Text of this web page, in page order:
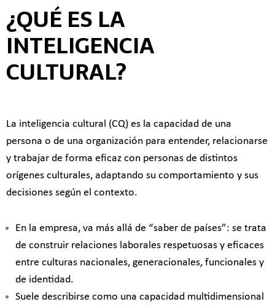
¿QUÉ ES LA
INTELIGENCIA
CULTURAL?
La inteligencia cultural (CQ) es la capacidad de una
persona o de una organización para entender, relacionarse
y trabajar de forma eficaz con personas de distintos
orígenes culturales, adaptando su comportamiento y sus
decisiones según el contexto.
En la empresa, va más allá de “saber de países”: se trata
de construir relaciones laborales respetuosas y eficaces
entre culturas nacionales, generacionales, funcionales y
de identidad.
Suele describirse como una capacidad multidimensional